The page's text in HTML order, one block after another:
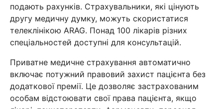
подають рахунків. Страхувальники, які цінують
другу медичну думку, можуть скористатися
телеклінікою ARAG. Понад 100 лікарів різних
спеціальностей доступні для консультацій.
Приватне медичне страхування автоматично
включає потужний правовий захист пацієнта без
додаткової премії. Це дозволяє застрахованим
особам відстоювати свої права пацієнта, якщо